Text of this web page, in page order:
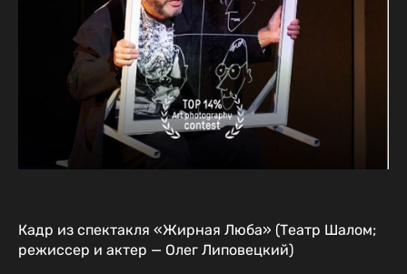
Кадр из спектакля «Жирная Люба» (Театр Шалом;
режиссер и актер — Олег Липовецкий)